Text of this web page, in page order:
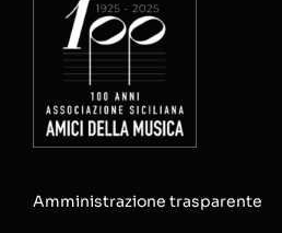
Amministrazione trasparente